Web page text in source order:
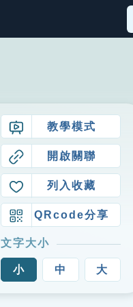
教學模式
開啟關聯
列入收藏
QRcode分享
文字大小
小 中 大